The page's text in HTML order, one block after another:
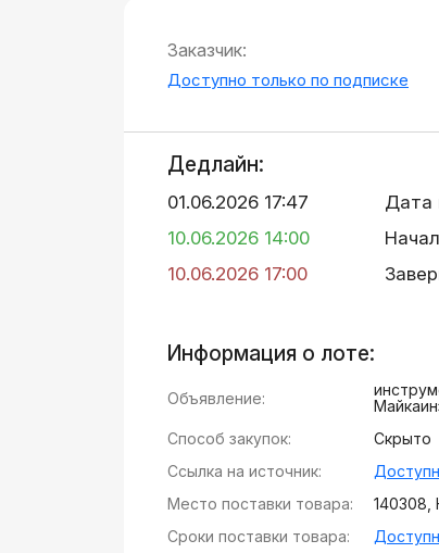
Заказчик:
Доступно только по подписке
Дедлайн:
01.06.2026 17:47
Дата
10.06.2026 14:00
10.06.2026 17:00
Информация о лоте:
Объявление:
Способ закупок:
Скрыто
Ссылка на источник:
Место поставки товара:
140308,
Сроки поставки товара: